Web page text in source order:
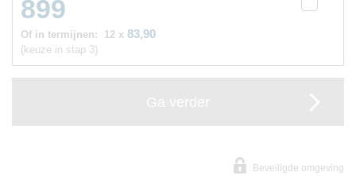
899
Of in termijnen: 12 x 83,90
(keuze in stap 3)
Beveiligde omgeving